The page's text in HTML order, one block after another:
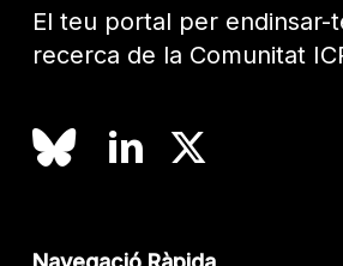
El teu portal per endinsar-
recerca de la Comunitat